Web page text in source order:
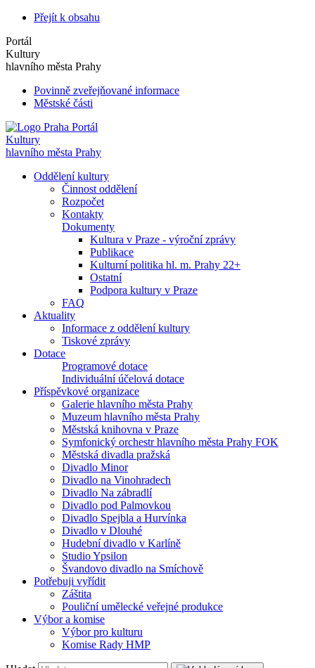
Přejít k obsahu
Portál
Kultury
hlavního města Prahy
Povinně zveřejňované informace
Městské části
Portál
Kultury
hlavního města Prahy
Oddělení kultury
Činnost oddělení
Rozpočet
Kontakty
Dokumenty
Kultura v Praze - výroční zprávy
Publikace
Kulturní politika hl. m. Prahy 22+
Ostatní
Podpora kultury v Praze
FAQ
Aktuality
Informace z oddělení kultury
Tiskové zprávy
Dotace
Programové dotace
Individuální účelová dotace
Příspěvkové organizace
Galerie hlavního města Prahy
Muzeum hlavního města Prahy
Městská knihovna v Praze
Symfonický orchestr hlavního města Prahy FOK
Městská divadla pražská
Divadlo Minor
Divadlo na Vinohradech
Divadlo Na zábradlí
Divadlo pod Palmovkou
Divadlo Spejbla a Hurvínka
Divadlo v Dlouhé
Hudební divadlo v Karlíně
Studio Ypsilon
Švandovo divadlo na Smíchově
Potřebuji vyřídit
Záštita
Pouliční umělecké veřejné produkce
Výbor a komise
Výbor pro kulturu
Komise Rady HMP